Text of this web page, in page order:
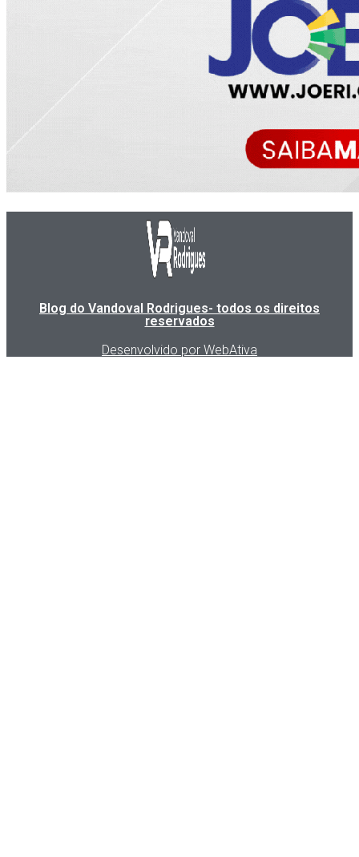
Blog do Vandoval Rodrigues- todos os direitos
reservados
Desenvolvido por WebAtiva